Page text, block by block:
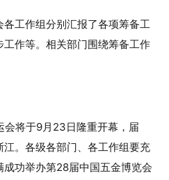
工作组分别汇报了各项筹备工
作等。相关部门围绕筹备工作
会将于9月23日隆重开幕，届
。各级各部门、各工作组要充
功举办第28届中国五金博览会